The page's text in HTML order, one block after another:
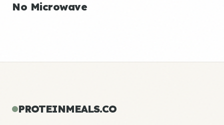
No Microwave
PROTEINMEALS.CO